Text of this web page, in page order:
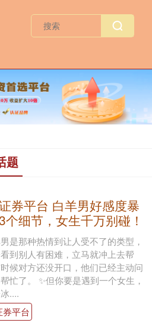
题
券平台 白羊男好感度暴
个细节，女生千万别碰！
是那种热情到让人受不了的类型，
到别人有困难，立马就冲上去帮
候对方还没开口，他们已经主动问
忙了。 ✨但你要是遇到一个女生，
....
券平台